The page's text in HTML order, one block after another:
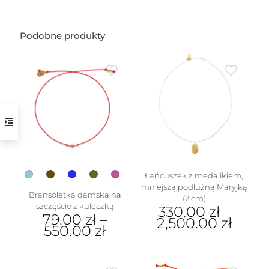
Podobne produkty
Bransoletka damska na
szczęście z kuleczką
79.00 zł –
550.00 zł
Łańcuszek z medalikiem,
mniejszą podłużną Maryjką
(2 cm)
330.00 zł–
2,500.00 zł